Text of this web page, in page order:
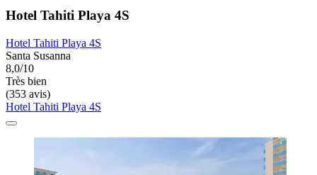
Hotel Tahiti Playa 4S
Hotel Tahiti Playa 4S
Santa Susanna
8,0/10
Très bien
(353 avis)
Hotel Tahiti Playa 4S